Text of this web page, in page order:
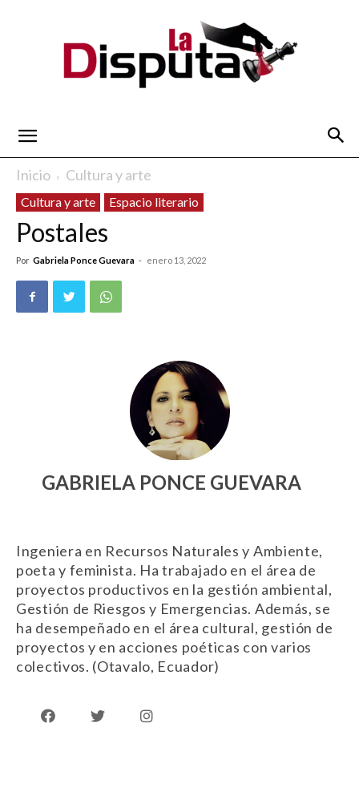
Inicio Cultura y arte
Cultura y arte Espacio literario
Postales
Por Gabriela Ponce Guevara - enero 13, 2022
GABRIELA PONCE GUEVARA
Ingeniera en Recursos Naturales y Ambiente,
poeta y feminista. Ha trabajado en el área de
proyectos productivos en la gestión ambiental,
Gestión de Riesgos y Emergencias. Además, se
ha desempeñado en el área cultural, gestión de
proyectos y en acciones poéticas con varios
colectivos. (Otavalo, Ecuador)